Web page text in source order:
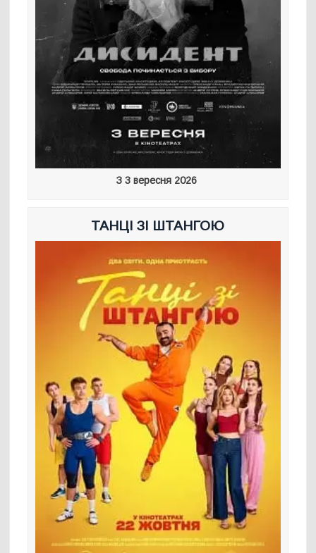
З 3 вересня 2026
ТАНЦІ ЗІ ШТАНГОЮ